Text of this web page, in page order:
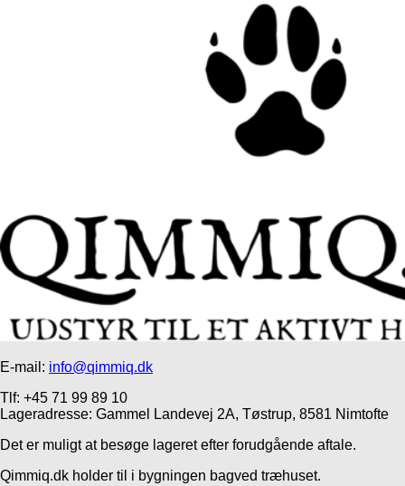
E-mail: info@qimmiq.dk
Tlf: +45 71 99 89 10
Lageradresse: Gammel Landevej 2A, Tøstrup, 8581 Nimtofte
Det er muligt at besøge lageret efter forudgående aftale.
Qimmiq.dk holder til i bygningen bagved træhuset.